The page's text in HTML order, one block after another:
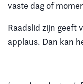
vaste dag of
Raadslid zijn geeft
applaus. Dan kan